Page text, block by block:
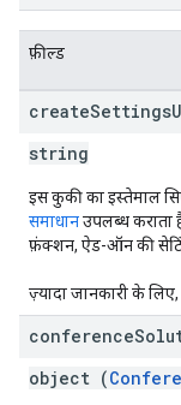
फ़ील्ड
createSettings
string
इस कुकी का इस्तेमाल
समाधानउपलब्ध कराता
फ़ंक्शन, ऐड-ऑन की
ज़्यादा जानकारी के लिए,
conference
object (